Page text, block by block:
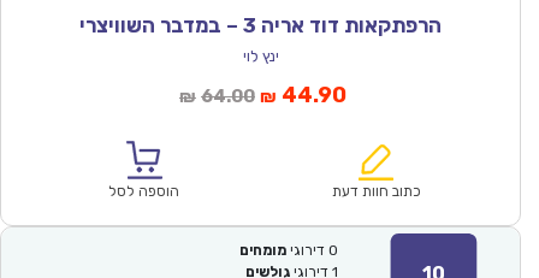
הרפתקאות דוד אריה 3 – במדבר השוויצרי
ינץ לוי
₪ 64.00המחיר
₪64.00.
₪ 44.90המחיר
הוא:
כתוב חוות דעת הוספה לסל
0 דירוגי מומחים
1 דירוגי גולשים